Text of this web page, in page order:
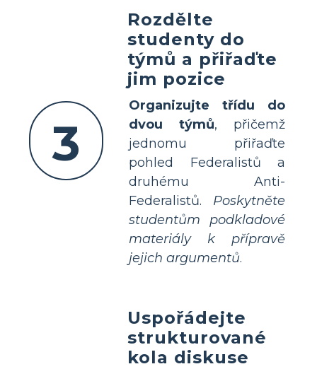
3
Rozdělte
studenty do
týmů a přiřaďte
jim pozice
Organizujte třídu do
dvou týmů, přičemž
jednomu přiřaďte
pohled Federalistů a
druhému Anti-
Federalistů. Poskytněte
studentům podkladové
materiály k přípravě
jejich argumentů.
Uspořádejte
strukturované
kola diskuse